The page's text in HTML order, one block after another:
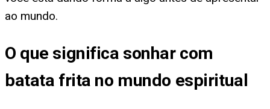
ao mundo.
O que significa sonhar com
batata frita no mundo espiritual